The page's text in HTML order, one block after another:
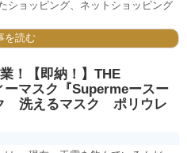
ショッピング、ネットショッピング
を読む
！【即納！】THE
マスク『Supermeースー
洗えるマスク ポリウレ